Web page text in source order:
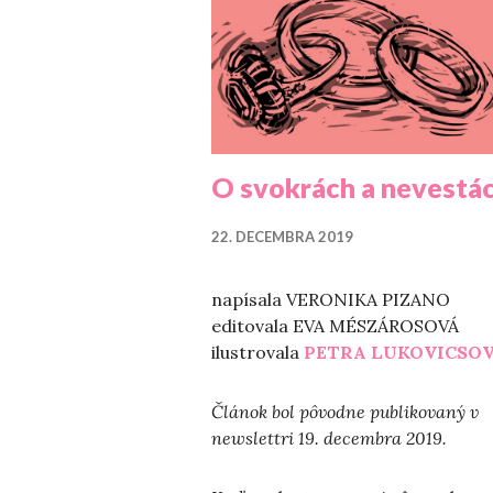
O svokrách a
22. DECEMBRA 2019
napísala VERONIKA PIZANO
editovala EVA MÉSZÁROSOVÁ
ilustrovala PETRA
Článok bol pôvodne publikovaný v
newslettri 19. decembra 2019.